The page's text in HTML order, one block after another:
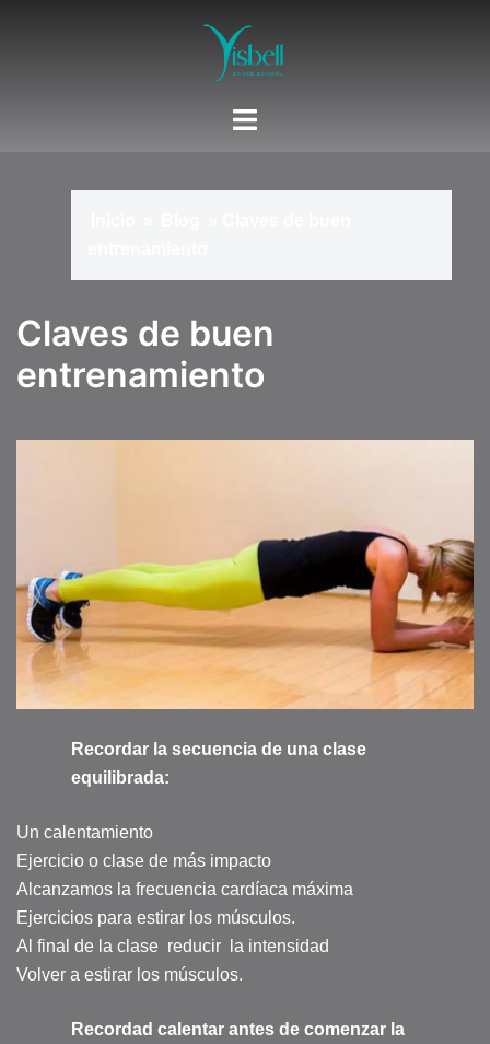
Claves de buen
entrenamiento
Recordar la secuencia de una clase
equilibrada:
Un calentamiento
Ejercicio o clase de más impacto
Alcanzamos la frecuencia cardíaca máxima
Ejercicios para estirar los músculos.
Al final de la clase reducir la intensidad
Volver a estirar los músculos.
Recordad calentar antes de comenzar la